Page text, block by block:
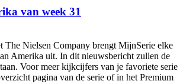
van week 31
The Nielsen Company brengt MijnSerie elke
Amerika uit. In dit nieuwsbericht zullen de
Voor meer kijkcijfers van je favoriete serie
pagina van de serie of in het Premium